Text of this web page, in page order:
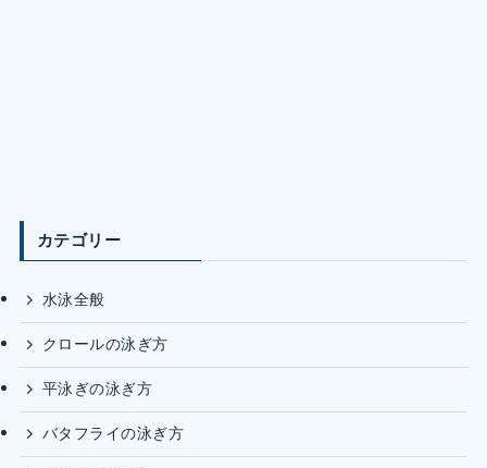
カテゴリー
水泳全般
クロールの泳ぎ方
平泳ぎの泳ぎ方
バタフライの泳ぎ方